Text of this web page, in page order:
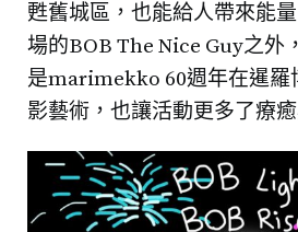
甦舊城區，也能給人帶來能
場的BOB The Nice Guy之外
是marimekko 60週年在暹羅
影藝術，也讓活動更多了療